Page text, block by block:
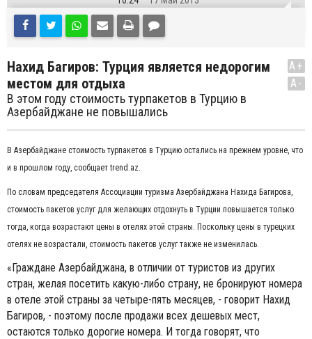
Нахид Багиров: Турция является недорогим
местом для отдыха
В этом году стоимость турпакетов в Турцию в
Азербайджане не повышались
A+
A-
В Азербайджане стоимость турпакетов в Турцию остались на прежнем уровне, что
и в прошлом году, сообщает trend.az.
По словам председателя Ассоциации туризма Азербайджана Нахида Багирова,
стоимость пакетов услуг для желающих отдохнуть в Турции повышается только
тогда, когда возрастают цены в отелях этой страны. Поскольку цены в турецких
отелях не возрастали, стоимость пакетов услуг также не изменилась.
«Граждане Азербайджана, в отличии от туристов из других
стран, желая посетить какую-либо страну, не бронируют номера
в отеле этой страны за четыре-пять месяцев, - говорит Нахид
Багиров, - поэтому после продажи всех дешевых мест,
остаются только дорогие номера. И тогда говорят, что